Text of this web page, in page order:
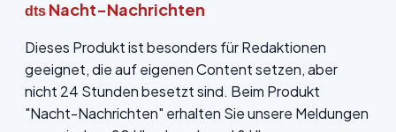
dts Nacht-Nachrichten
Dieses Produkt ist besonders für Redaktionen
geeignet, die auf eigenen Content setzen, aber
nicht 24 Stunden besetzt sind. Beim Produkt
"Nacht-Nachrichten" erhalten Sie unsere Meldungen